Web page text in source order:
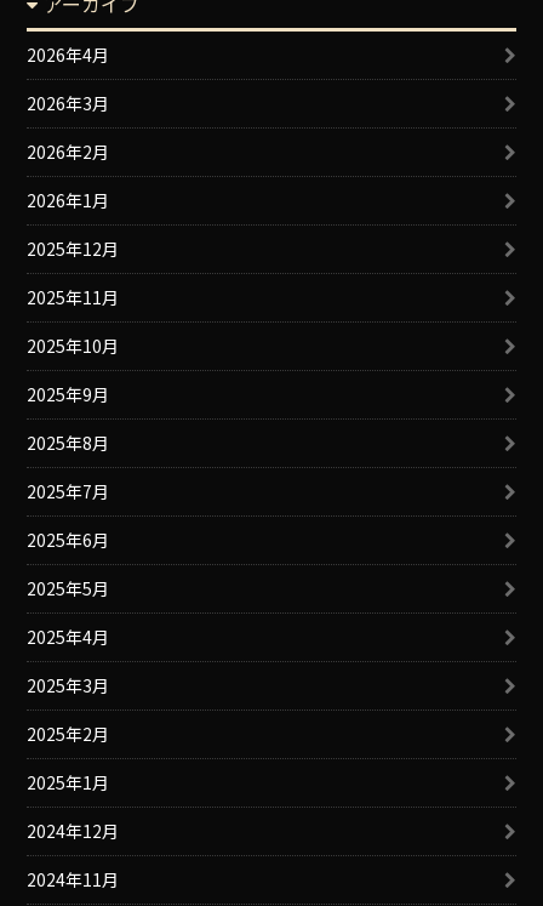
2026年4月
2026年3月
2026年2月
2026年1月
2025年12月
2025年11月
2025年10月
2025年9月
2025年8月
2025年7月
2025年6月
2025年5月
2025年4月
2025年3月
2025年2月
2025年1月
2024年12月
2024年11月